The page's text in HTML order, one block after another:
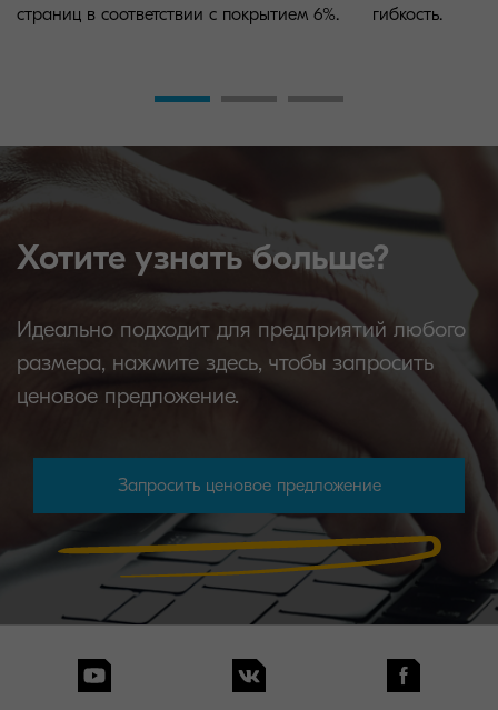
страниц в соответствии с покрытием 6%.
гибкость.
Хотите узнать больше?
Идеально подходит для предприятий любого
размера, нажмите здесь, чтобы запросить
ценовое предложение.
Запросить ценовое предложение